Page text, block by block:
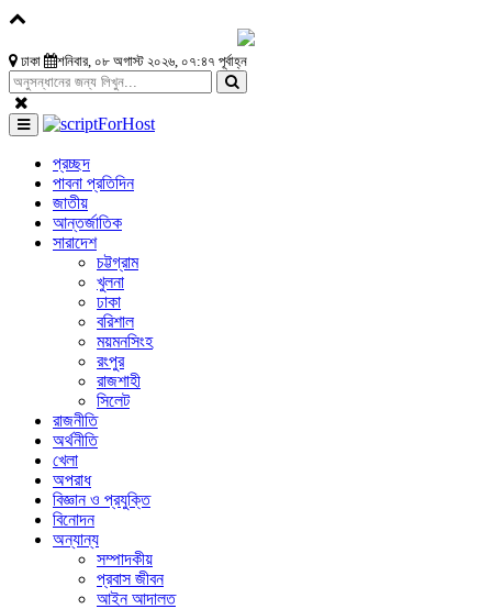
ঢাকা শনিবার, ০৮ অগাস্ট ২০২৬, ০৭:৪৭ পূর্বাহ্ন
প্রচ্ছদ
পাবনা প্রতিদিন
জাতীয়
আন্তর্জাতিক
সারাদেশ
চট্টগ্রাম
খুলনা
ঢাকা
বরিশাল
ময়মনসিংহ
রংপুর
রাজশাহী
সিলেট
রাজনীতি
অর্থনীতি
খেলা
অপরাধ
বিজ্ঞান ও প্রযুক্তি
বিনোদন
অন্যান্য
সম্পাদকীয়
প্রবাস জীবন
আইন আদালত